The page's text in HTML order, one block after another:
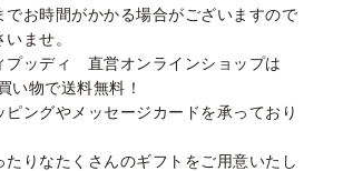
でお時間がかかる場合がございますので
ませ。
プッディ 直営オンラインショップは
い物で送料無料！
ピングやメッセージカードを承っており
たりなたくさんのギフトをご用意いたし